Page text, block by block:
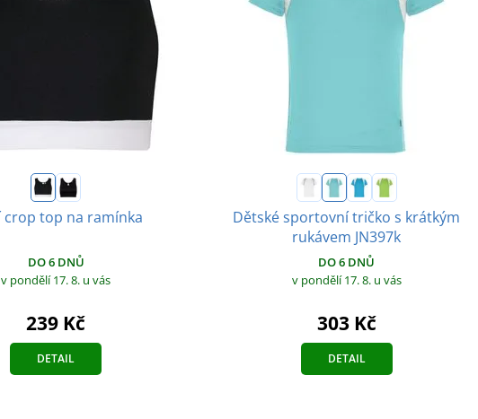
crop top na ramínka
DO 6 DNŮ
v pondělí 17. 8. u vás
239 Kč
DETAIL
Dětské sportovní tričko s krátkým
rukávem JN397k
DO 6 DNŮ
v pondělí 17. 8. u vás
303 Kč
DETAIL